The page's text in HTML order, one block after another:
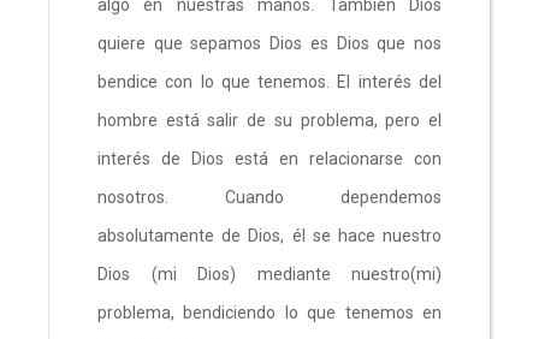
algo en nuestras manos. También Dios
quiere que sepamos Dios es Dios que nos
bendice con lo que tenemos. El interés del
hombre está salir de su problema, pero el
interés de Dios está en relacionarse con
nosotros. Cuando dependemos
absolutamente de Dios, él se hace nuestro
Dios (mi Dios) mediante nuestro(mi)
problema, bendiciendo lo que tenemos en